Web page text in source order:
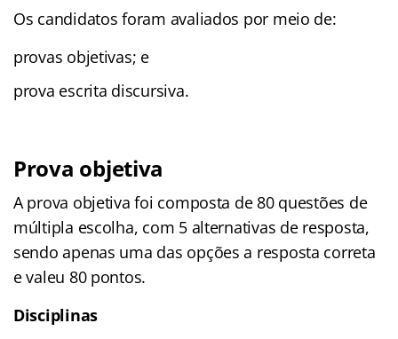
Os candidatos foram avaliados por meio de:
provas objetivas; e
prova escrita discursiva.
Prova objetiva
A prova objetiva foi composta de 80 questões de
múltipla escolha, com 5 alternativas de resposta,
sendo apenas uma das opções a resposta correta
e valeu 80 pontos.
Disciplinas